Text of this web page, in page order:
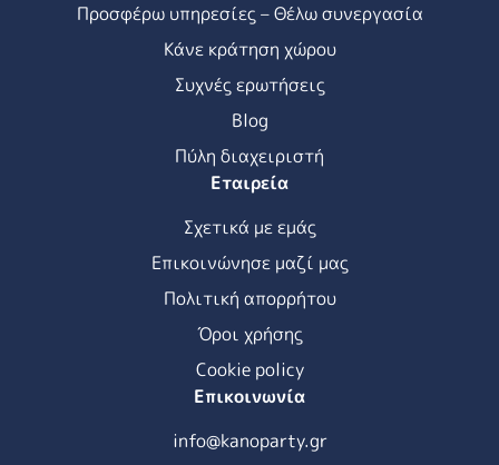
Προσφέρω υπηρεσίες – Θέλω συνεργασία
Κάνε κράτηση χώρου
Συχνές ερωτήσεις
Blog
Πύλη διαχειριστή
Εταιρεία
Σχετικά με εμάς
Επικοινώνησε μαζί μας
Πολιτική απορρήτου
Όροι χρήσης
Cookie policy
Επικοινωνία
info@kanoparty.gr